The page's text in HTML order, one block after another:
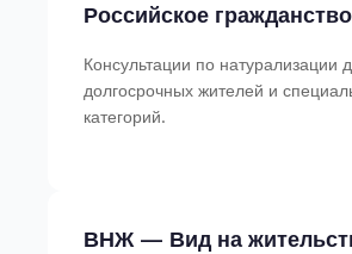
Российское гражданство
Консультации по натурализации
долгосрочных жителей и
категорий.
ВНЖ — Вид на